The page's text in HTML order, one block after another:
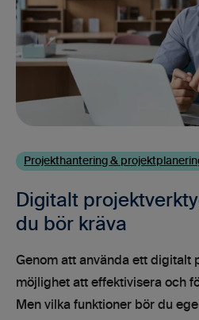
Projekthantering &
Digitalt
du bör kräva
Genom att använda ett digitalt
möjlighet att effektivisera och
Men vilka funktioner bör du